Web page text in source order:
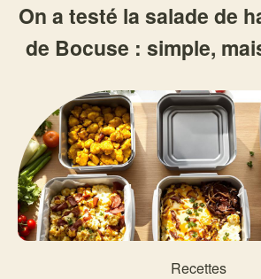
On a testé la salade de
de Bocuse : simple,
Recettes